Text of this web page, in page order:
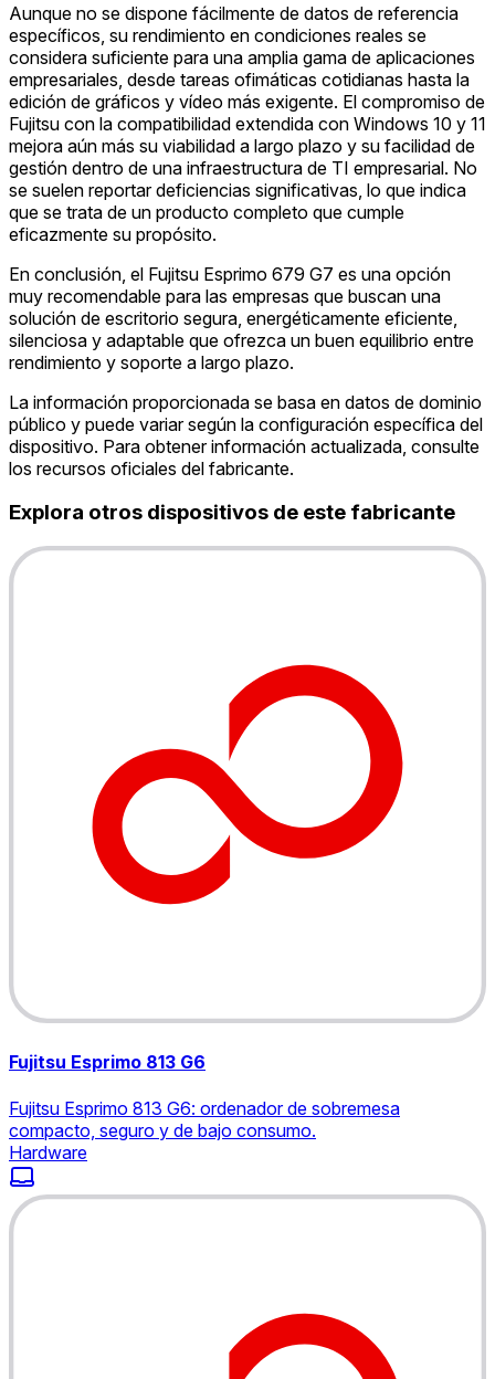
Aunque no se dispone fácilmente de datos de referencia
específicos, su rendimiento en condiciones reales se
considera suficiente para una amplia gama de aplicaciones
empresariales, desde tareas ofimáticas cotidianas hasta la
edición de gráficos y vídeo más exigente. El compromiso de
Fujitsu con la compatibilidad extendida con Windows 10 y 11
mejora aún más su viabilidad a largo plazo y su facilidad de
gestión dentro de una infraestructura de TI empresarial. No
se suelen reportar deficiencias significativas, lo que indica
que se trata de un producto completo que cumple
eficazmente su propósito.
En conclusión, el Fujitsu Esprimo 679 G7 es una opción
muy recomendable para las empresas que buscan una
solución de escritorio segura, energéticamente eficiente,
silenciosa y adaptable que ofrezca un buen equilibrio entre
rendimiento y soporte a largo plazo.
La información proporcionada se basa en datos de dominio
público y puede variar según la configuración específica del
dispositivo. Para obtener información actualizada, consulte
los recursos oficiales del fabricante.
Explora otros dispositivos de este fabricante
Fujitsu Esprimo 813 G6
Fujitsu Esprimo 813 G6: ordenador de sobremesa
compacto, seguro y de bajo consumo.
Hardware